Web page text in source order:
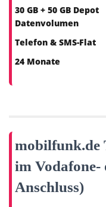
30 GB + 50 GB Depot
Datenvolumen
Telefon & SMS-Flat
24 Monate
mobilfunk.de
im Vodafone-
Anschluss)